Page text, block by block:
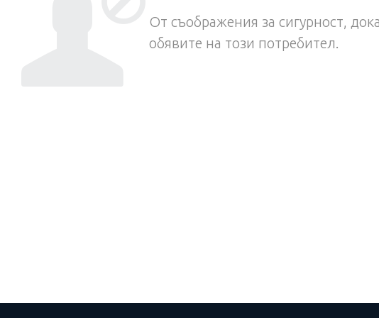
От съображения за сигурност,
обявите на този потребител.